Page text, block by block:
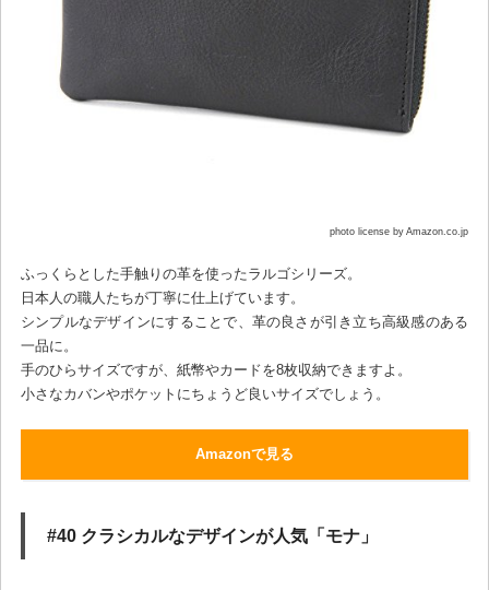
photo license by Amazon.co.jp
ふっくらとした手触りの革を使ったラルゴシリーズ。
日本人の職人たちが丁寧に仕上げています。
シンプルなデザインにすることで、革の良さが引き立ち高級感のある
一品に。
手のひらサイズですが、紙幣やカードを8枚収納できますよ。
小さなカバンやポケットにちょうど良いサイズでしょう。
Amazonで見る
#40 クラシカルなデザインが人気「モナ」